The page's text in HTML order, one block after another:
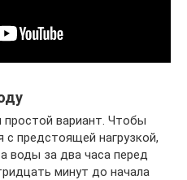
вариант. Чтобы
с предстоящей нагрузкой,
воды за два часа перед
минут до начала